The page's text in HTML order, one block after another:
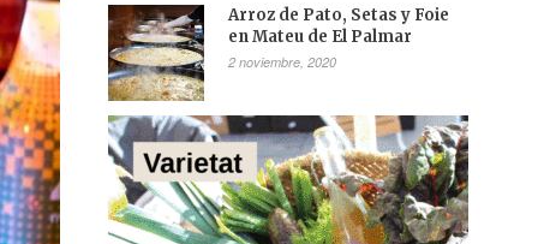
Arroz de Pato, Setas y Foie
en Mateu de El Palmar
2 noviembre, 2020